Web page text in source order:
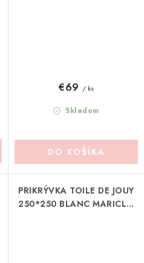
Skladom
€69 / ks
DO KOŠÍKA
PRIKRÝVKA TOILE DE JOUY
250*250 BLANC MARICLO